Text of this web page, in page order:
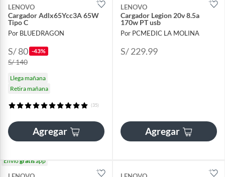
LENOVO
Cargador Adlx65Ycc3A 65W
Tipo C
Por BLUEDRAGON
S/ 80 -43%
S/ 140
Llega mañana
Retira mañana
(35)
Agregar
LENOVO
Cargador Legion 20v 8.5a
170w PT usb
Por PCMEDIC LA MOLINA
S/ 229.99
Agregar
Envíogratisapp